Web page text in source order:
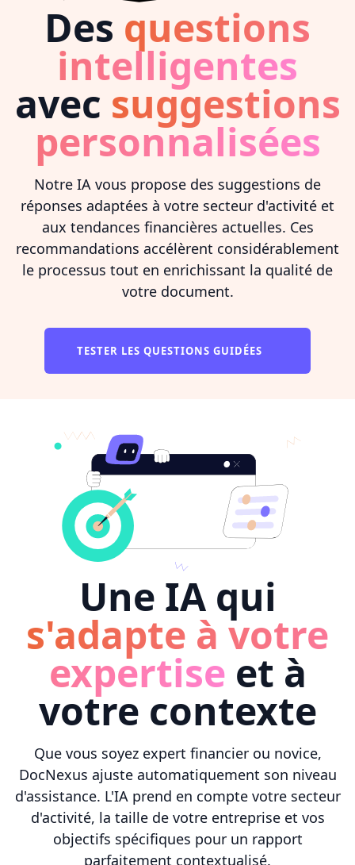
Des questions
intelligentes
avec suggestions
personnalisées
Notre IA vous propose des suggestions de
réponses adaptées à votre secteur d'activité et
aux tendances financières actuelles. Ces
recommandations accélèrent considérablement
le processus tout en enrichissant la qualité de
votre document.
TESTER LES QUESTIONS GUIDÉES
Une IA qui
s'adapte à votre
expertise et à
votre contexte
Que vous soyez expert financier ou novice,
DocNexus ajuste automatiquement son niveau
d'assistance. L'IA prend en compte votre secteur
d'activité, la taille de votre entreprise et vos
objectifs spécifiques pour un rapport
parfaitement contextualisé.